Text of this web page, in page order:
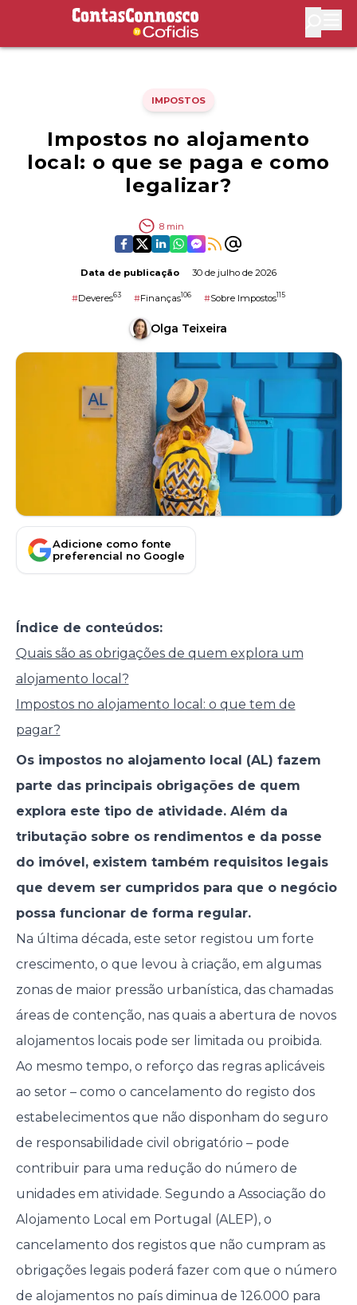
Contas Connosco by Cofidis
IMPOSTOS
Impostos no alojamento
local: o que se paga e como
legalizar?
8 min
Data de publicação 30 de julho de 2026
#Deveres63 #Finanças106 #Sobre Impostos115
Olga Teixeira
Adicione como fonte
preferencial no Google
Índice de conteúdos:
Quais são as obrigações de quem explora um
alojamento local?
Impostos no alojamento local: o que tem de
pagar?
Os impostos no alojamento local (AL) fazem
parte das principais obrigações de quem
explora este tipo de atividade. Além da
tributação sobre os rendimentos e da posse
do imóvel, existem também requisitos legais
que devem ser cumpridos para que o negócio
possa funcionar de forma regular.
Na última década, este setor registou um forte
crescimento, o que levou à criação, em algumas
zonas de maior pressão urbanística, das chamadas
áreas de contenção, nas quais a abertura de novos
alojamentos locais pode ser limitada ou proibida.
Ao mesmo tempo, o reforço das regras aplicáveis
ao setor – como o cancelamento do registo dos
estabelecimentos que não disponham do seguro
de responsabilidade civil obrigatório – pode
contribuir para uma redução do número de
unidades em atividade. Segundo a Associação do
Alojamento Local em Portugal (ALEP), o
cancelamento dos registos que não cumpram as
obrigações legais poderá fazer com que o número
de alojamentos no país diminua de 126.000 para